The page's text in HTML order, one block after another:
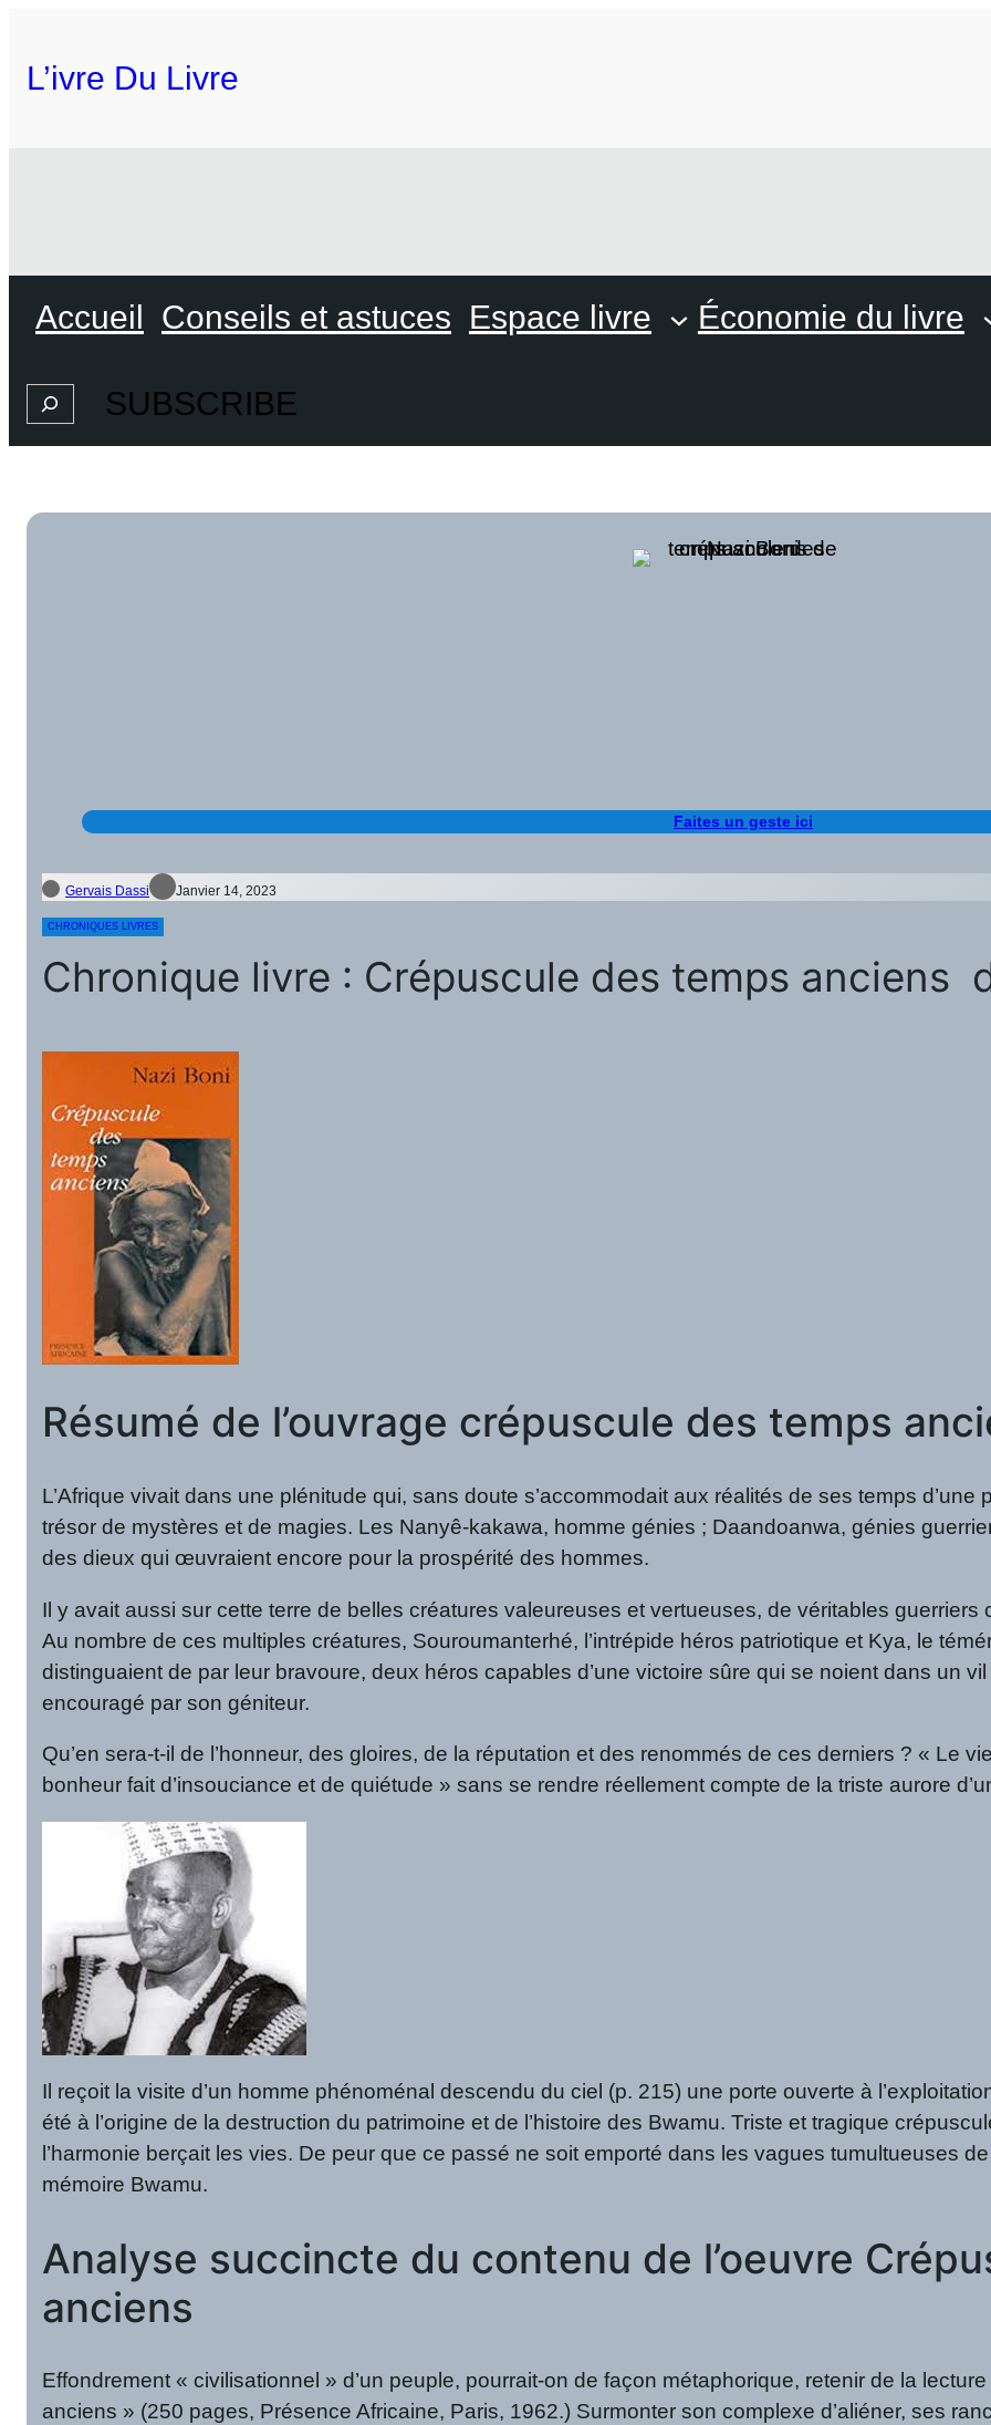
L’ivre Du Livre
Accueil Conseils et astuces Espace livre Économie du livre
SearchSUBSCRIBE
Faites un geste ici
Gervais Dassi Janvier 14, 2023
CHRONIQUES LIVRES
Chronique livre : Crépuscule des temps anciens
Résumé de l’ouvrage crépuscule des temps
L’Afrique vivait dans une plénitude qui, sans doute s’accommodait aux réalités de ses temps d’une
trésor de mystères et de magies. Les Nanyê-kakawa, homme génies ; Daandoanwa, génies
des dieux qui œuvraient encore pour la prospérité des hommes.
Il y avait aussi sur cette terre de belles créatures valeureuses et vertueuses, de véritables
Au nombre de ces multiples créatures, Souroumanterhé, l’intrépide héros patriotique et Kya, le
distinguaient de par leur bravoure, deux héros capables d’une victoire sûre qui se noient dans un
encouragé par son géniteur.
Qu’en sera-t-il de l’honneur, des gloires, de la réputation et des renommés de ces derniers ? « Le
bonheur fait d’insouciance et de quiétude » sans se rendre réellement compte de la triste aurore
Il reçoit la visite d’un homme phénoménal descendu du ciel (p. 215) une porte ouverte à
été à l’origine de la destruction du patrimoine et de l’histoire des Bwamu. Triste et tragique
l’harmonie berçait les vies. De peur que ce passé ne soit emporté dans les vagues tumultueuses
mémoire Bwamu.
Analyse succincte du contenu de l’oeuvre
anciens
Effondrement « civilisationnel » d’un peuple, pourrait-on de façon métaphorique, retenir de la
anciens » (250 pages, Présence Africaine, Paris, 1962.) Surmonter son complexe d’aliéner, ses